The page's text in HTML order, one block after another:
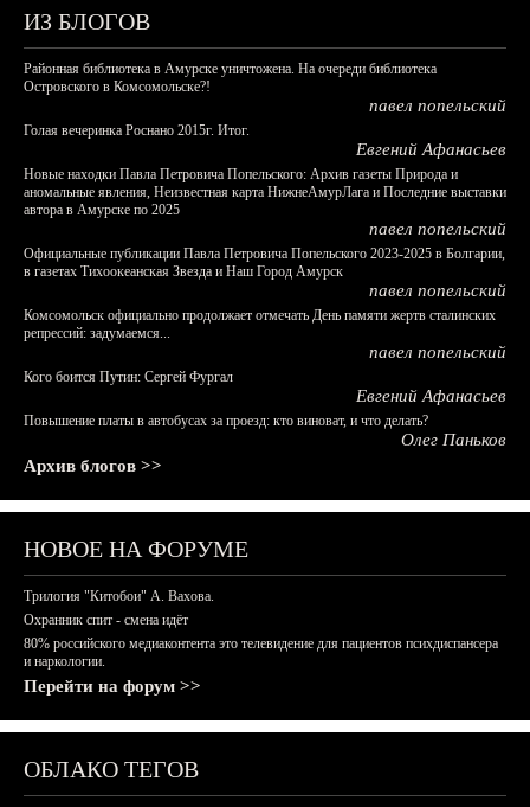
ИЗ БЛОГОВ
Районная библиотека в Амурске уничтожена. На очереди библиотека
Островского в Комсомольске?!
павел попельский
Голая вечеринка Роснано 2015г. Итог.
Евгений Афанасьев
Новые находки Павла Петровича Попельского: Архив газеты Природа и
аномальные явления, Неизвестная карта НижнеАмурЛага и Последние выставки
автора в Амурске по 2025
павел попельский
Официальные публикации Павла Петровича Попельского 2023-2025 в Болгарии,
в газетах Тихоокеанская Звезда и Наш Город Амурск
павел попельский
Комсомольск официально продолжает отмечать День памяти жертв сталинских
репрессий: задумаемся...
павел попельский
Кого боится Путин: Сергей Фургал
Евгений Афанасьев
Повышение платы в автобусах за проезд: кто виноват, и что делать?
Олег Паньков
Архив блогов >>
НОВОЕ НА ФОРУМЕ
Трилогия "Китобои" А. Вахова.
Охранник спит - смена идёт
80% российского медиаконтента это телевидение для пациентов психдиспансера
и наркологии.
Перейти на форум >>
ОБЛАКО ТЕГОВ